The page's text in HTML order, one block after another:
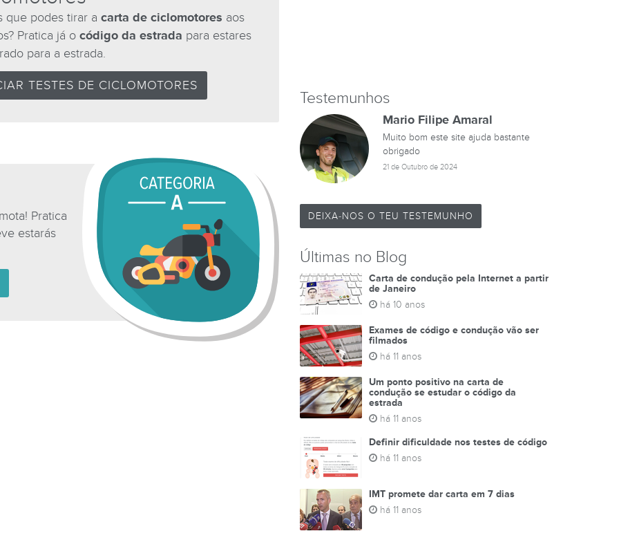
que podes tirar a carta de ciclomotores aos
Pratica já o código da estrada para estares
para a estrada.
TESTES DE CICLOMOTORES
Pratica
estarás
Testemunhos
Mario Filipe Amaral
Muito bom este site ajuda bastante
obrigado
21 de Outubro de 2024
DEIXA-NOS O TEU TESTEMUNHO
Últimas no Blog
Carta de condução pela Internet a partir
de Janeiro
há 10 anos
Exames de código e condução vão ser
filmados
há 11 anos
Um ponto positivo na carta de
condução se estudar o código da
estrada
há 11 anos
Definir dificuldade nos testes de código
há 11 anos
IMT promete dar carta em 7 dias
há 11 anos